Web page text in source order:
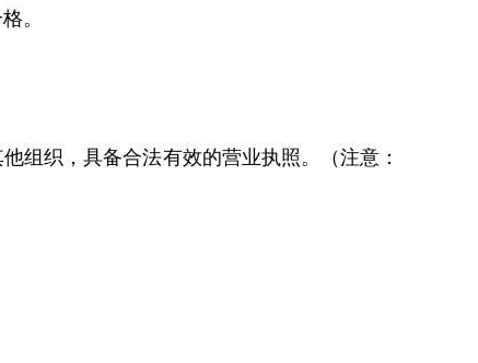
。
织，具备合法有效的营业执照。（注意：